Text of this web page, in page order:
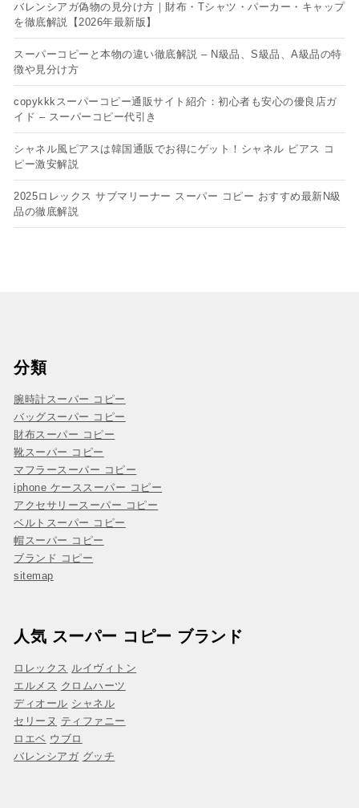
バレンシアガ偽物の見分け方｜財布・Tシャツ・パーカー・キャップ
を徹底解説【2026年最新版】
スーパーコピーと本物の違い徹底解説 – N級品、S級品、A級品の特
徴や見分け方
copykkkスーパーコピー通販サイト紹介：初心者も安心の優良店ガ
イド – スーパーコピー代引き
シャネル風ピアスは韓国通販でお得にゲット！シャネル ピアス コ
ピー​激安解説
2025ロレックス サブマリーナー スーパー コピー おすすめ最新N級
品の徹底解説
分類
腕時計スーパー コピー
バッグスーパー コピー
財布スーパー コピー
靴スーパー コピー
マフラースーパー コピー
iphone ケーススーパー コピー
アクセサリースーパー コピー
ベルトスーパー コピー
帽スーパー コピー
ブランド コピー
sitemap
人気 スーパー コピー ブランド
ロレックス ルイヴィトン
エルメス クロムハーツ
ディオール シャネル
セリーヌ ティファニー
ロエベ ウブロ
バレンシアガ グッチ